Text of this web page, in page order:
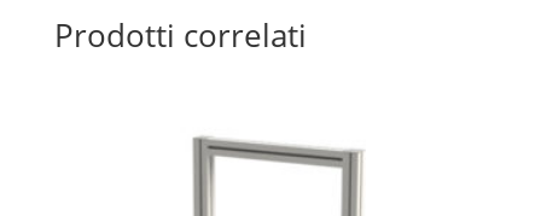
Prodotti correlati